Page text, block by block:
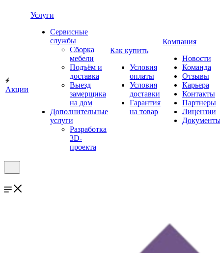
Акции
Услуги
Сервисные
службы
Сборка
мебели
Подъём и
доставка
Выезд
замерщика
на дом
Дополнительные
услуги
Разработка
3D-
проекта
Как купить
Условия
оплаты
Условия
доставки
Гарантия
на товар
Компания
Новости
Команда
Отзывы
Карьера
Контакты
Партнеры
Лицензии